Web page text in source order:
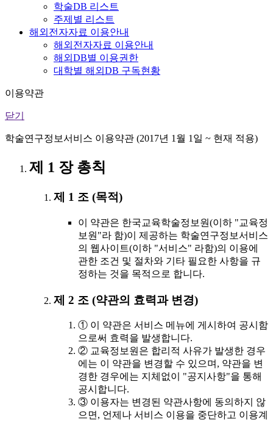
학술DB 리스트
주제별 리스트
해외전자자료 이용안내
해외전자자료 이용안내
해외DB별 이용권한
대학별 해외DB 구독현황
이용약관
닫기
학술연구정보서비스 이용약관 (2017년 1월 1일 ~ 현재 적용)
제 1 장 총칙
제 1 조 (목적)
이 약관은 한국교육학술정보원(이하 "교육정
보원"라 함)이 제공하는 학술연구정보서비스
의 웹사이트(이하 "서비스" 라함)의 이용에
관한 조건 및 절차와 기타 필요한 사항을 규
정하는 것을 목적으로 합니다.
제 2 조 (약관의 효력과 변경)
① 이 약관은 서비스 메뉴에 게시하여 공시함
으로써 효력을 발생합니다.
② 교육정보원은 합리적 사유가 발생한 경우
에는 이 약관을 변경할 수 있으며, 약관을 변
경한 경우에는 지체없이 "공지사항"을 통해
공시합니다.
③ 이용자는 변경된 약관사항에 동의하지 않
으면, 언제나 서비스 이용을 중단하고 이용계